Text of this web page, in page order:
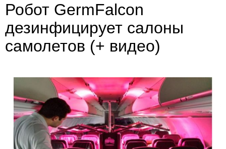
Робот GermFalcon
дезинфицирует салоны
самолетов (+ видео)